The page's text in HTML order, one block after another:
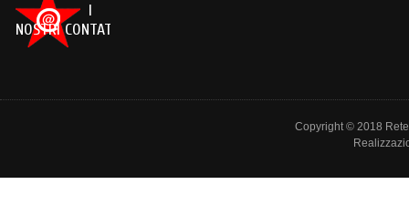
I
NOSTRI CONTATTI
Copyright © 2018